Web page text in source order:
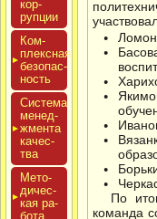
кор­
рупции
Ком­
плексная
бе­зопас­
ность
Сис­те­ма
ме­нед­
жмен­та
ка­чес­
тва
Мето­
дичес­
кая ра­
бота
По
команда